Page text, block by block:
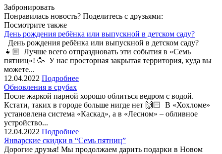
Забронировать
Понравилась новость? Поделитесь с друзьями:
Посмотрите также
День рождения ребёнка или выпускной в детском саду?
День рождения ребёнка или выпускной в детском саду?
👧🏼 Лучше всего отпраздновать эти события в «Семь
пятниц»! 🥳 У нас просторная закрытая территория, куда вы
можете...
12.04.2022 Подробнее
Обновления в срубах
После жаркой парной хорошо облиться ведром с водой.
Кстати, таких в городе больше нигде нет 🙌🏻 В «Хохломе»
установлена система «Каскад», а в «Лесном» – обливное
устройство...
12.04.2022 Подробнее
Январские скидки в “Семь пятниц”
Дорогие друзья! Мы продолжаем дарить подарки в Новом